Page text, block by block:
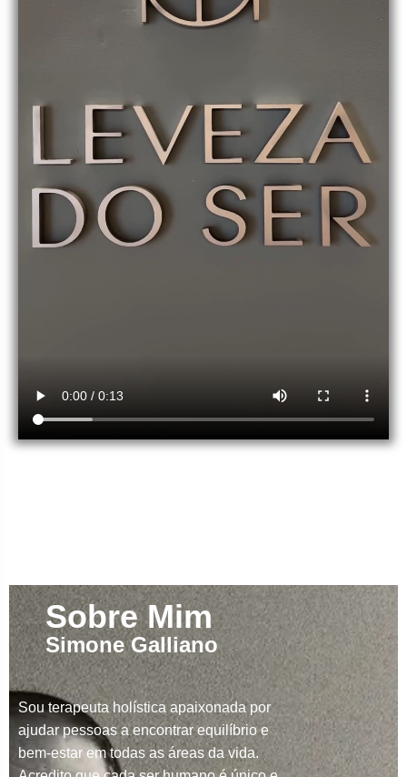
Sobre Mim
Simone Galliano
Sou terapeuta holística apaixonada por
ajudar pessoas a encontrar equilíbrio e
bem-estar em todas as áreas da vida.